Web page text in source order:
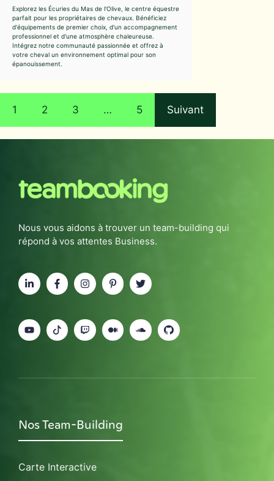
Explorez les Écuries du Mas de l'Olive, le centre équestre
parfait pour les propriétaires de chevaux. Bénéficiez
d'équipements de premier choix, d'un accompagnement
professionnel et d'une atmosphère chaleureuse.
Intégrez notre communauté passionnée et offrez à
votre cheval un environnement optimal pour son
épanouissement.
1 2 3 … 5 Suivant
Nous vous aidons à trouver un team-building qui
répond à vos attentes Business.
Nos Team-Building
Carte Interactive